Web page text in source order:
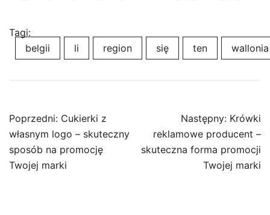
Tagi:
belgii
li region się ten wallonia
Nawigacja
wpisu
Poprzedni: Cukierki z
własnym logo – skuteczny
sposób na promocję
Twojej marki
Następny: Krówki
reklamowe producent –
skuteczna forma promocji
Twojej marki